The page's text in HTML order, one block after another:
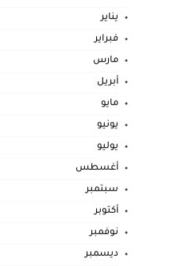
يناير
فبراير
مارس
أبريل
مايو
يونيو
يوليو
أغسطس
سبتمبر
أكتوبر
نوفمبر
ديسمبر